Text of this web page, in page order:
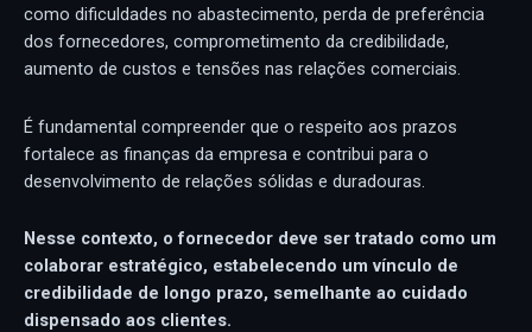
como dificuldades no abastecimento, perda de preferência
dos fornecedores, comprometimento da credibilidade,
aumento de custos e tensões nas relações comerciais.
É fundamental compreender que o respeito aos prazos
fortalece as finanças da empresa e contribui para o
desenvolvimento de relações sólidas e duradouras.
Nesse contexto, o fornecedor deve sertratado como um
colaborar estratégico, estabelecendo um vínculo de
credibilidade de longo prazo, semelhante ao cuidado
dispensado aos clientes.